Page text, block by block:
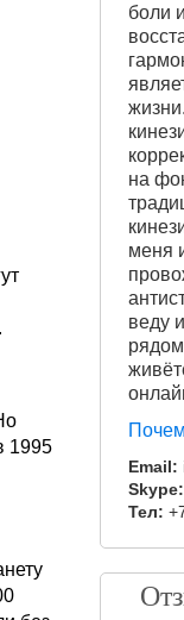
1995
боли
на
меня
веду
Email:
Skype:
Тел: